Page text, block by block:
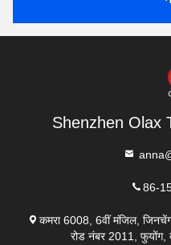
Shenzhen Olax
86-
कमरा 6008, 6वीं मंजिल,
रोड नंबर 2011, फुयोंग,